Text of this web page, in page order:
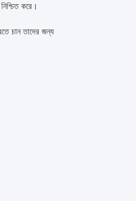
করে।
চান তাদের জন্য